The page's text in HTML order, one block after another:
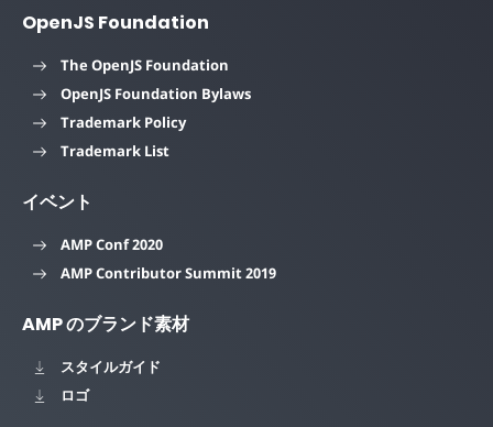
OpenJS Foundation
The OpenJS Foundation
OpenJS Foundation Bylaws
Trademark Policy
Trademark List
イベント
AMP Conf 2020
AMP Contributor Summit 2019
AMP のブランド素材
スタイルガイド
ロゴ